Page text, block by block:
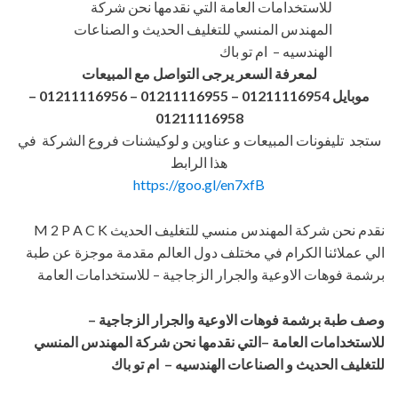
للاستخدامات العامة التي نقدمها نحن شركة
المهندس المنسي للتغليف الحديث و الصناعات
الهندسيه – ام تو باك
لمعرفة السعر يرجى التواصل مع المبيعات
موبايل 01211116954 – 01211116955 – 01211116956
–
01211116958
ستجد تليفونات المبيعات و عناوين و لوكيشنات فروع الشركة في
هذا الرابط
https://goo.gl/en7xfB
نقدم نحن شركة المهندس منسي للتغليف الحديث M 2 P A C K
الي عملائنا الكرام في مختلف دول العالم مقدمة موجزة عن طبة
برشمة فوهات الاوعية والجرار الزجاجية – للاستخدامات العامة
وصف طبة برشمة فوهات الاوعية والجرار الزجاجية –
للاستخدامات العامة –التي نقدمها نحن شركة المهندس المنسي
للتغليف الحديث و الصناعات الهندسيه – ام تو باك